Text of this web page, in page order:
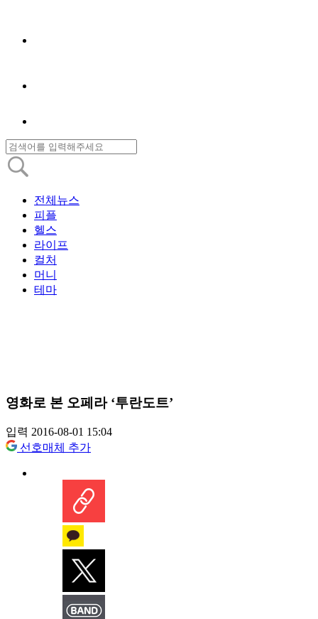
전체뉴스
피플
헬스
라이프
컬처
머니
테마
영화로 본 오페라 ‘투란도트’
입력 2016-08-01 15:04
선호매체 추가